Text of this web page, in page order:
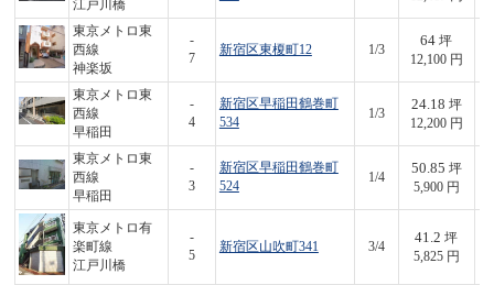
江戸川橋
東京メトロ東
西線
神楽坂
-
7
新宿区東榎町12 1/3
64 坪
12,100 円
東京メトロ東
西線
早稲田
-
4
新宿区早稲田鶴巻町
534
1/3
24.18 坪
12,200 円
東京メトロ東
西線
早稲田
-
3
新宿区早稲田鶴巻町
524
1/4
50.85 坪
5,900 円
東京メトロ有
楽町線
江戸川橋
-
5
新宿区山吹町341 3/4
41.2 坪
5,825 円